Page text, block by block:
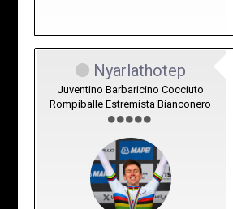
Nyarlathotep
Juventino Barbaricino Cocciuto
Rompiballe Estremista Bianconero